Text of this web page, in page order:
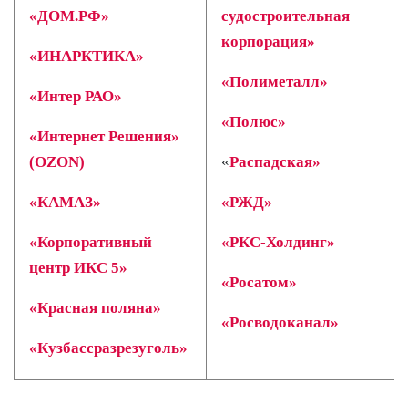
«ДОМ.РФ»
«ИНАРКТИКА»
«Интер РАО»
«Интернет Решения»
(OZON)
«КАМАЗ»
«Корпоративный
центр ИКС 5»
«Красная поляна»
«Кузбассразрезуголь»
судостроительная
корпорация»
«Полиметалл»
«Полюс»
«Распадская»
«РЖД»
«РКС-Холдинг»
«Росатом»
«Росводоканал»